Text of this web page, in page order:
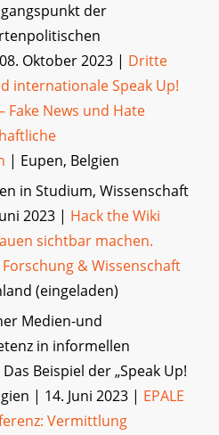
der
Oktober 2023 | Dritte
internationale Speak Up!
Fake News und Hate
| Eupen, Belgien
in Studium, Wissenschaft
2023 | Hack the Wiki
sichtbar machen.
& Wissenschaft
(eingeladen)
Medien-und
in informellen
Beispiel der „Speak Up!
| 14. Juni 2023 | EPALE
Vermittlung